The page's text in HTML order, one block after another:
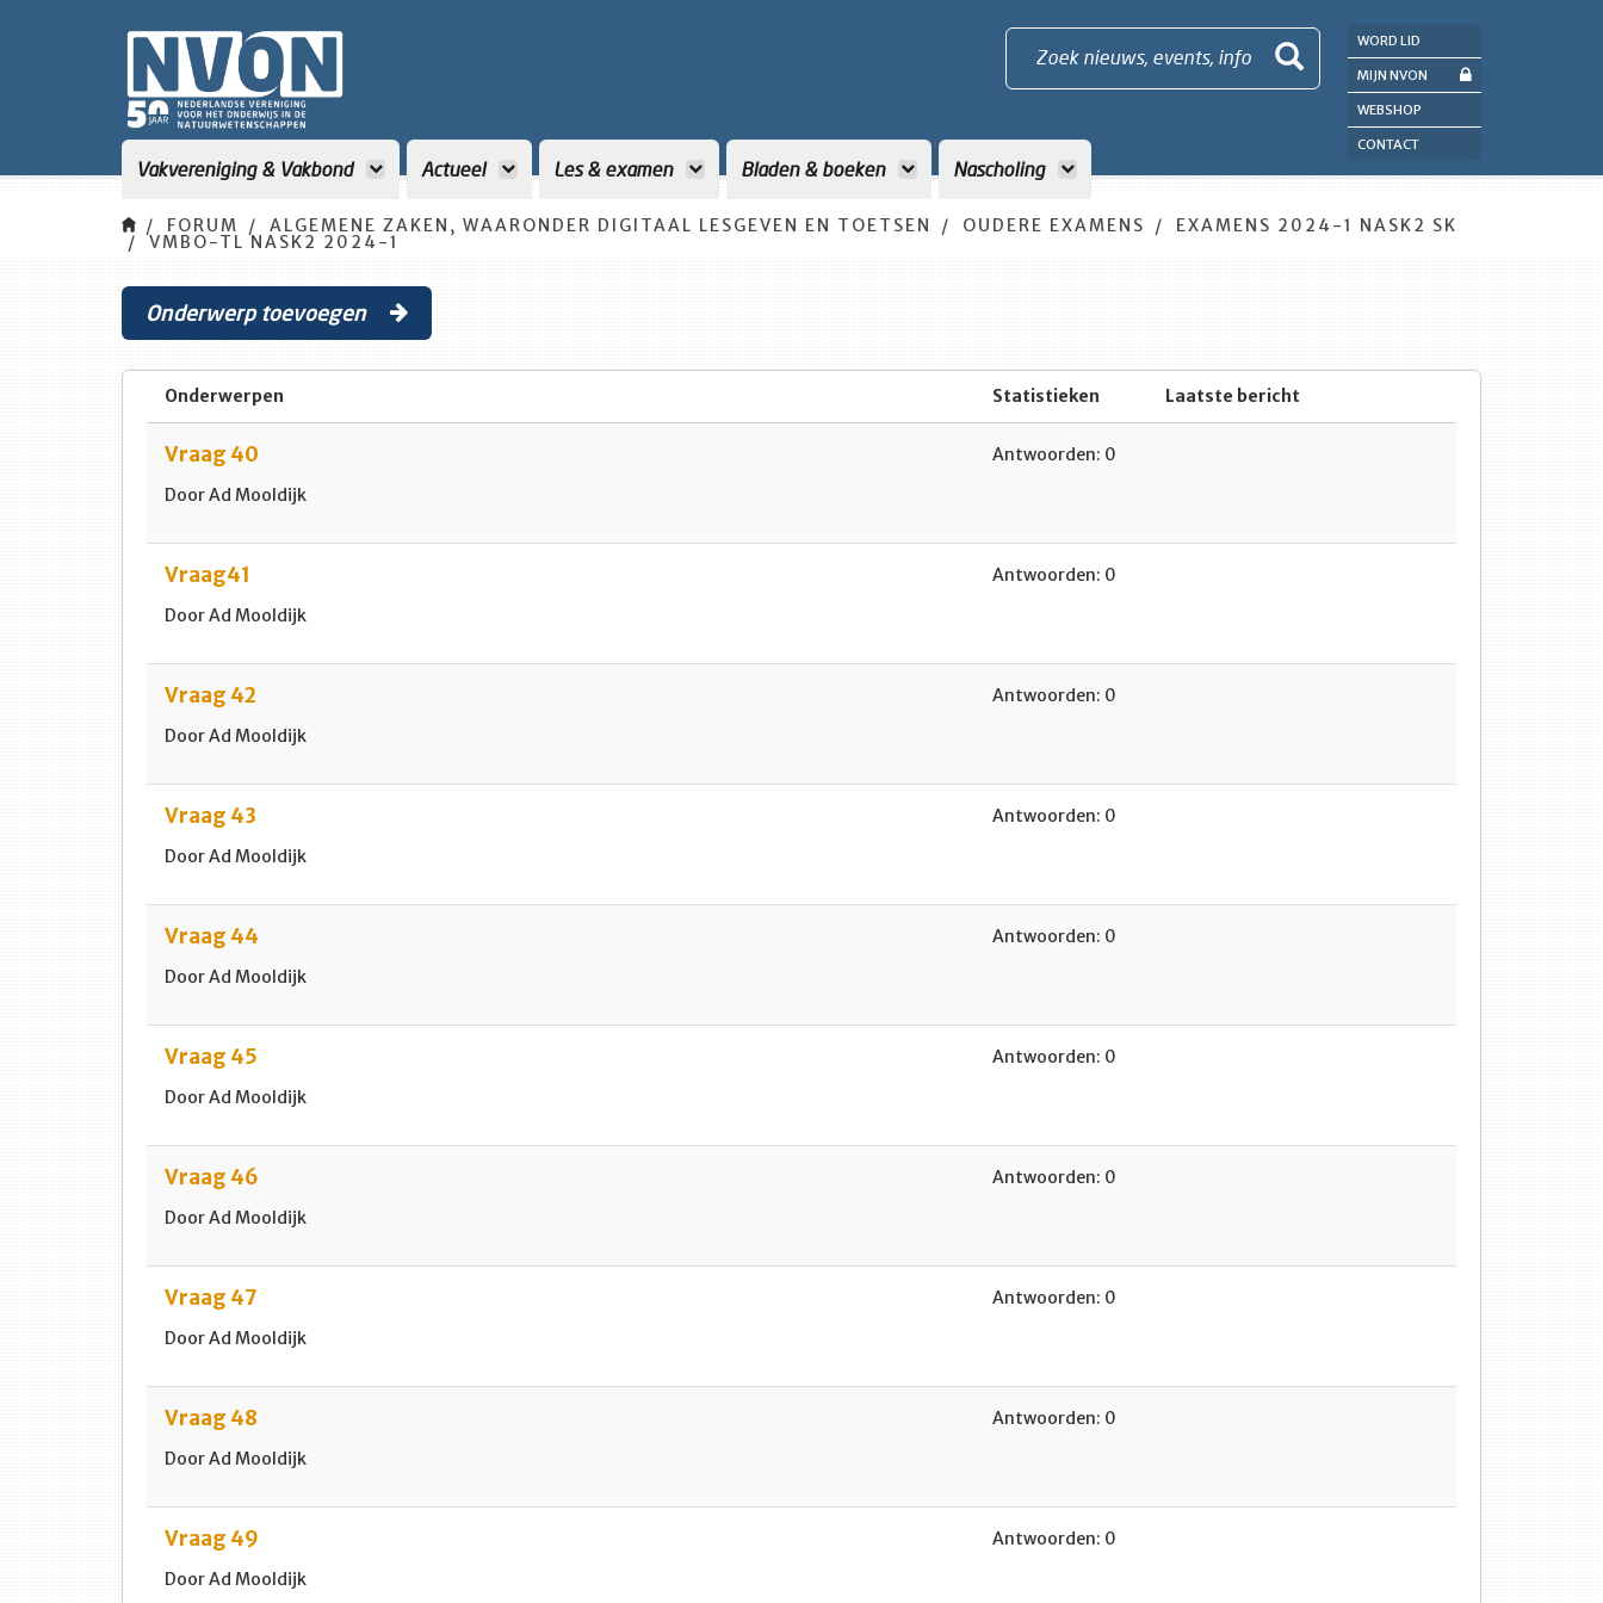
Zoek nieuws, events, info
Vakvereniging & Vakbond Actueel Les & examen Bladen & boeken Nascholing
WORD LID
MIJN NVON
WEBSHOP
CONTACT
FORUM ALGEMENE ZAKEN, WAARONDER DIGITAAL LESGEVEN EN TOETSEN OUDERE EXAMENS EXAMENS 2024-1 NASK2 SK
VMBO-TL NASK2 2024-1
Onderwerp toevoegen
Onderwerpen Statistieken Laatste bericht
Vraag 40
Door Ad Mooldijk
Antwoorden: 0
Vraag41
Door Ad Mooldijk
Antwoorden: 0
Vraag 42
Door Ad Mooldijk
Antwoorden: 0
Vraag 43
Door Ad Mooldijk
Antwoorden: 0
Vraag 44
Door Ad Mooldijk
Antwoorden: 0
Vraag 45
Door Ad Mooldijk
Antwoorden: 0
Vraag 46
Door Ad Mooldijk
Antwoorden: 0
Vraag 47
Door Ad Mooldijk
Antwoorden: 0
Vraag 48
Door Ad Mooldijk
Antwoorden: 0
Vraag 49
Door Ad Mooldijk
Antwoorden: 0